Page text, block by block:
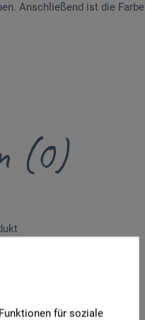
für soziale
Anschließend ist die Farbe
(0)